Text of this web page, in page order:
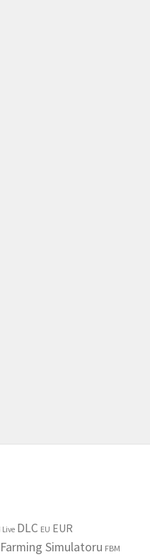
Live DLC EU EUR
Farming Simulatoru FBM